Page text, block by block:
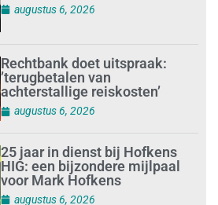
augustus 6, 2026
Rechtbank doet uitspraak:
’terugbetalen van
achterstallige reiskosten’
augustus 6, 2026
25 jaar in dienst bij Hofkens
HIG: een bijzondere mijlpaal
voor Mark Hofkens
augustus 6, 2026